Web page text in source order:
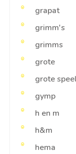
grapat
grimm's
grimms
grote
grote
gymp
h en m
h&m
hema